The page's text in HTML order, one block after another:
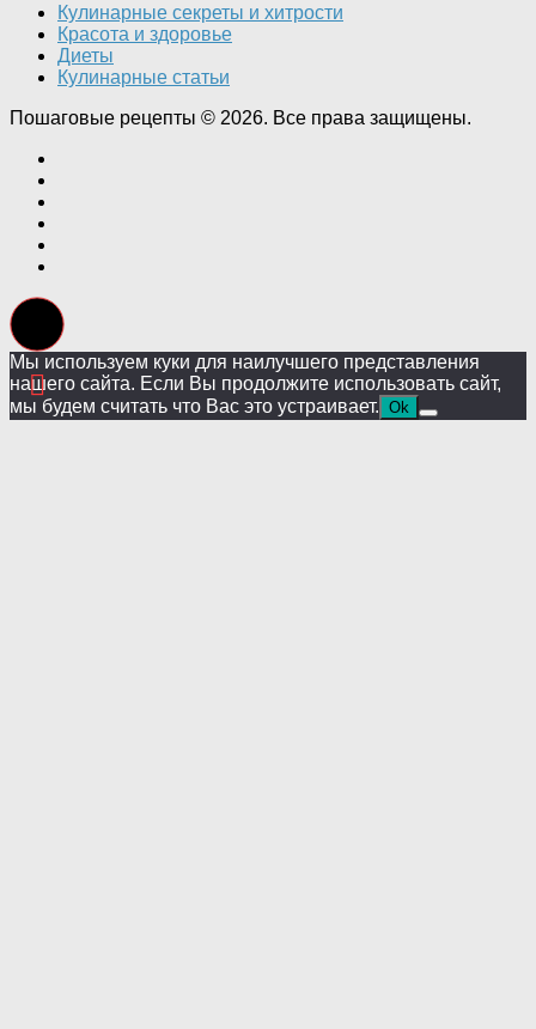
Кулинарные секреты и хитрости
Красота и здоровье
Диеты
Кулинарные статьи
Пошаговые рецепты © 2026. Все права защищены.
Мы используем куки для наилучшего представления
нашего сайта. Если Вы продолжите использовать сайт,
мы будем считать что Вас это устраивает. Ok